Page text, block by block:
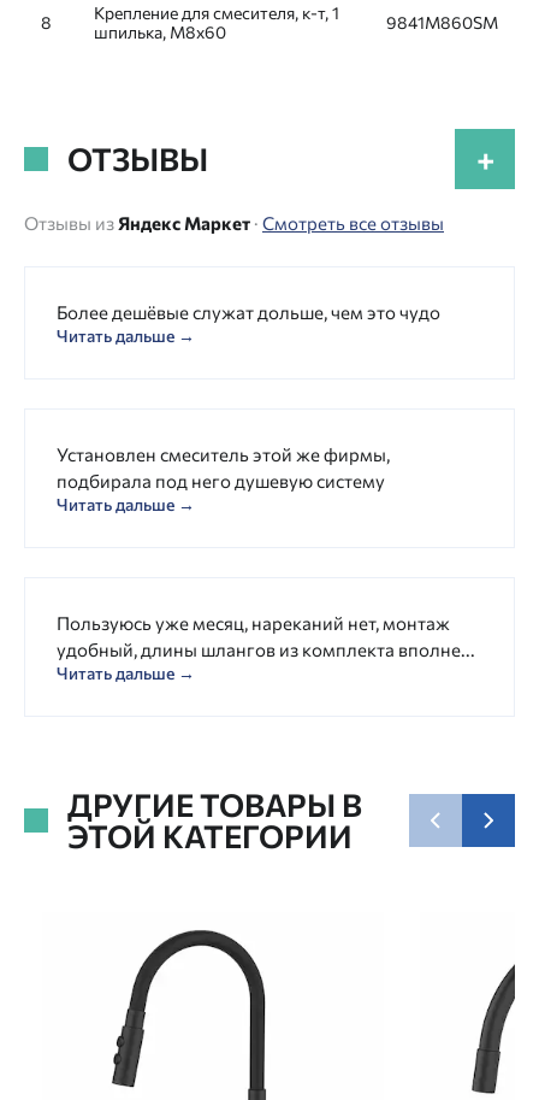
8
Крепление для смесителя, к-т, 1
шпилька, M8x60
9841M860SM
ОТЗЫВЫ +
Отзывы из Яндекс Маркет · Смотреть все отзывы
Более дешёвые служат дольше, чем это чудо
Читать дальше →
Установлен смеситель этой же фирмы,
подбирала под него душевую систему
Читать дальше →
Пользуюсь уже месяц, нареканий нет, монтаж
удобный, длины шлангов из комплекта вполне...
Читать дальше →
ДРУГИЕ ТОВАРЫ В
ЭТОЙ КАТЕГОРИИ